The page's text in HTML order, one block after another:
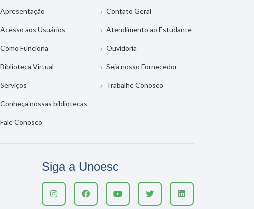
Apresentação
Acesso aos Usuários
Como Funciona
Biblioteca Virtual
Serviços
Conheça nossas bibliotecas
Fale Conosco
Contato Geral
Atendimento ao Estudante
Ouvidoria
Seja nosso Fornecedor
Trabalhe Conosco
Siga a Unoesc